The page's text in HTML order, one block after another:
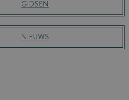
GIDSEN
NIEUWS